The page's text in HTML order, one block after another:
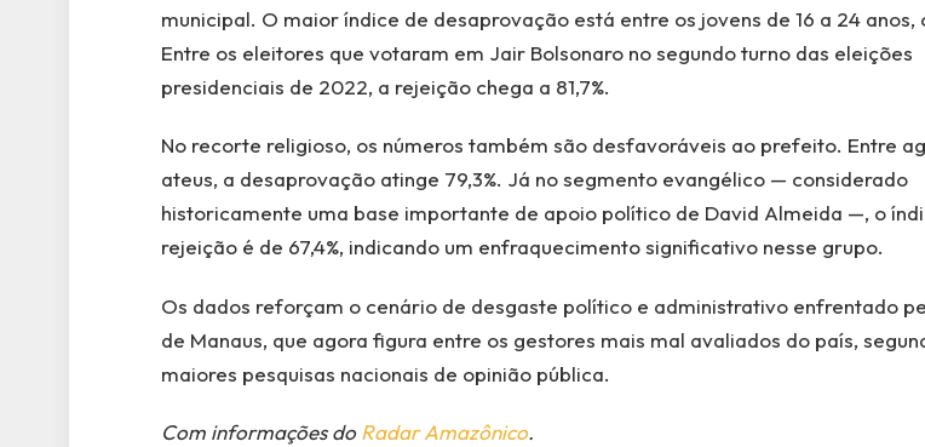
municipal. O maior índice de desaprovação está entre os jovens de 16 a 24 anos,
Entre os eleitores que votaram em Jair Bolsonaro no segundo turno das eleições
presidenciais de 2022, a rejeição chega a 81,7%.
No recorte religioso, os números também são desfavoráveis ao prefeito. Entre
ateus, a desaprovação atinge 79,3%. Já no segmento evangélico — considerado
historicamente uma base importante de apoio político de David Almeida —, o
rejeição é de 67,4%, indicando um enfraquecimento significativo nesse grupo.
Os dados reforçam o cenário de desgaste político e administrativo enfrentado
de Manaus, que agora figura entre os gestores mais mal avaliados do país,
maiores pesquisas nacionais de opinião pública.
Com informações do Radar Amazônico.